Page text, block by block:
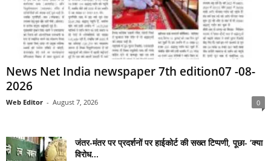
News Net India newspaper 7th edition07 -08-
2026
Web Editor - August 7, 2026 0
जंतर-मंतर पर प्रदर्शनों पर हाईकोर्ट की सख्त टिप्पणी, पूछा- ‘क्या
विरोध...